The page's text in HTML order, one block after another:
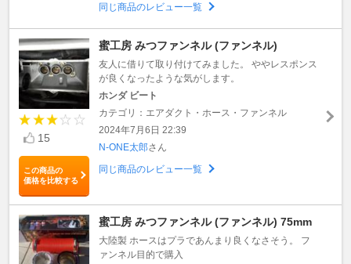
同じ商品のレビュー一覧
15
この商品の
価格を比較する
蜜工房 みつファンネル (ファンネル)
友人に借りて取り付けてみました。 ややレスポンス
が良くなったような気がします。
ホンダ ビート
カテゴリ：エアダクト・ホース・ファンネル
2024年7月6日 22:39
N-ONE太郎さん
同じ商品のレビュー一覧
蜜工房 みつファンネル (ファンネル) 75mm
大陸製 ホースはプラであんまり良くなさそう。 フ
ァンネル目的で購入